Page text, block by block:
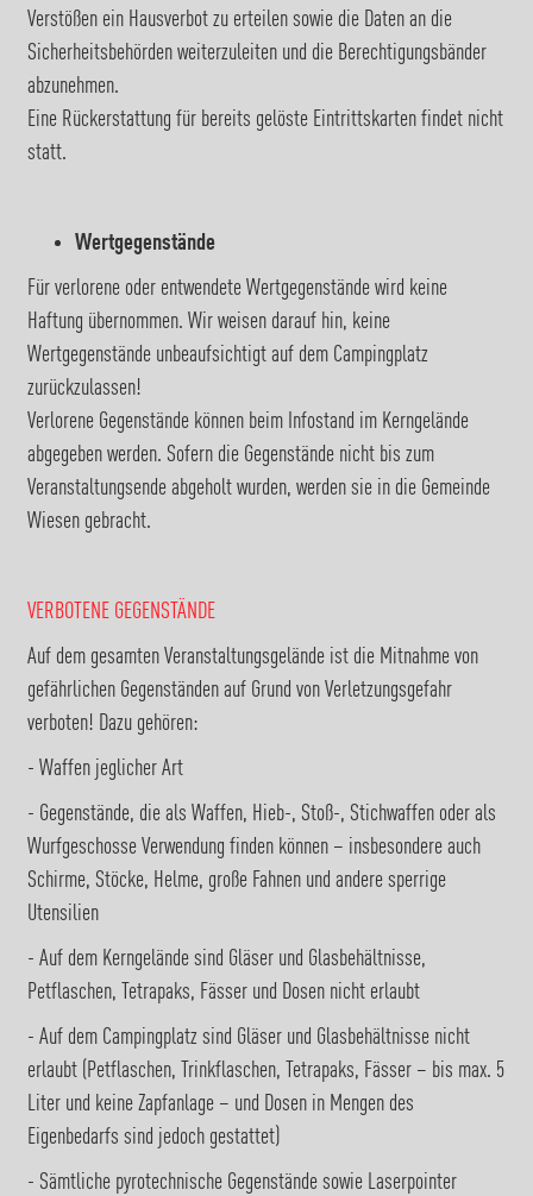
Verstößen ein Hausverbot zu erteilen sowie die Daten an die
Sicherheitsbehörden weiterzuleiten und die Berechtigungsbänder
abzunehmen.
Eine Rückerstattung für bereits gelöste Eintrittskarten findet nicht
statt.
Wertgegenstände
Für verlorene oder entwendete Wertgegenstände wird keine
Haftung übernommen. Wir weisen darauf hin, keine
Wertgegenstände unbeaufsichtigt auf dem Campingplatz
zurückzulassen!
Verlorene Gegenstände können beim Infostand im Kerngelände
abgegeben werden. Sofern die Gegenstände nicht bis zum
Veranstaltungsende abgeholt wurden, werden sie in die Gemeinde
Wiesen gebracht.
VERBOTENE GEGENSTÄNDE
Auf dem gesamten Veranstaltungsgelände ist die Mitnahme von
gefährlichen Gegenständen auf Grund von Verletzungsgefahr
verboten! Dazu gehören:
- Waffen jeglicher Art
- Gegenstände, die als Waffen, Hieb-, Stoß-, Stichwaffen oder als
Wurfgeschosse Verwendung finden können – insbesondere auch
Schirme, Stöcke, Helme, große Fahnen und andere sperrige
Utensilien
- Auf dem Kerngelände sind Gläser und Glasbehältnisse,
Petflaschen, Tetrapaks, Fässer und Dosen nicht erlaubt
- Auf dem Campingplatz sind Gläser und Glasbehältnisse nicht
erlaubt (Petflaschen, Trinkflaschen, Tetrapaks, Fässer – bis max. 5
Liter und keine Zapfanlage – und Dosen in Mengen des
Eigenbedarfs sind jedoch gestattet)
- Sämtliche pyrotechnische Gegenstände sowie Laserpointer